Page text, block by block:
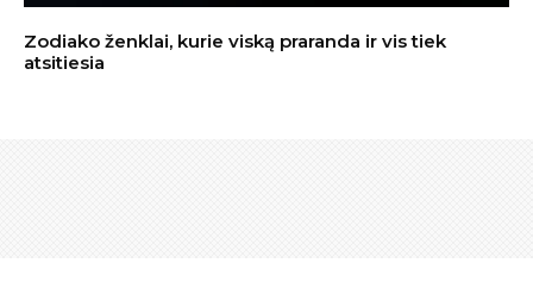
Zodiako ženklai, kurie viską praranda ir vis tiek
atsitiesia